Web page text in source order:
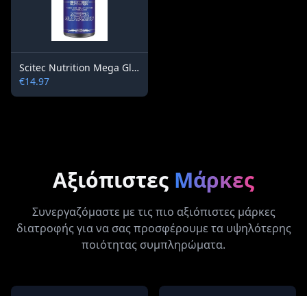
Scitec Nutrition Mega Glutamine 90 capsules
€14.97
Αξιόπιστες Μάρκες
Συνεργαζόμαστε με τις πιο αξιόπιστες μάρκες
διατροφής για να σας προσφέρουμε τα υψηλότερης
ποιότητας συμπληρώματα.